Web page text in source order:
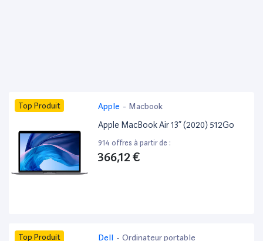
Top Produit Apple - Macbook
Apple MacBook Air 13” (2020) 512Go
914 offres à partir de :
366,12 €
Top Produit Dell - Ordinateur portable